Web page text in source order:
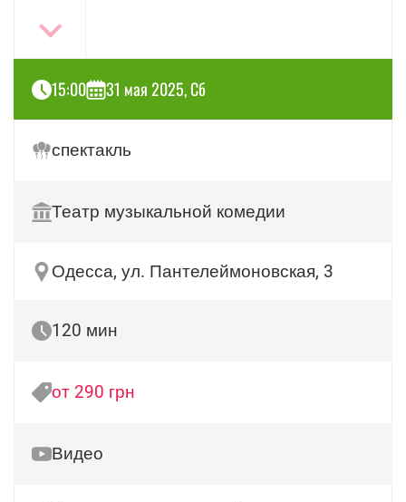
15:00 31 мая 2025, Сб
спектакль
Театр музыкальной комедии
Одесса, ул. Пантелеймоновская, 3
120 мин
от 290 грн
Видео